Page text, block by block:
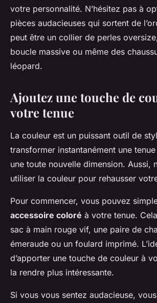
votre personnalité. N’hésitez pas à
pièces audacieuses qui sortent de
peut être un collier de perles
boucle massive ou même des
léopard.
Ajoutez une touche de
votre tenue
La couleur est un puissant outil de
transformer instantanément une
une toute nouvelle dimension. Aussi,
utiliser la couleur pour rehausser
Pour commencer, vous pouvez
accessoire coloré à votre tenue.
sac à main rouge vif, une paire de
émeraude ou un foulard imprimé.
d’apporter une touche de couleur à
la rendre plus intéressante.
Si vous vous sentez audacieuse,